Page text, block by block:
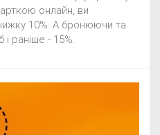
онлайн, ви
10%. А бронюючи та
раніше - 15%.